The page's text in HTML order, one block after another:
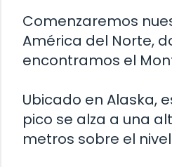
Comenzaremos
América del Norte,
encontramos el
Ubicado en Alaska,
pico se alza a una
metros sobre el